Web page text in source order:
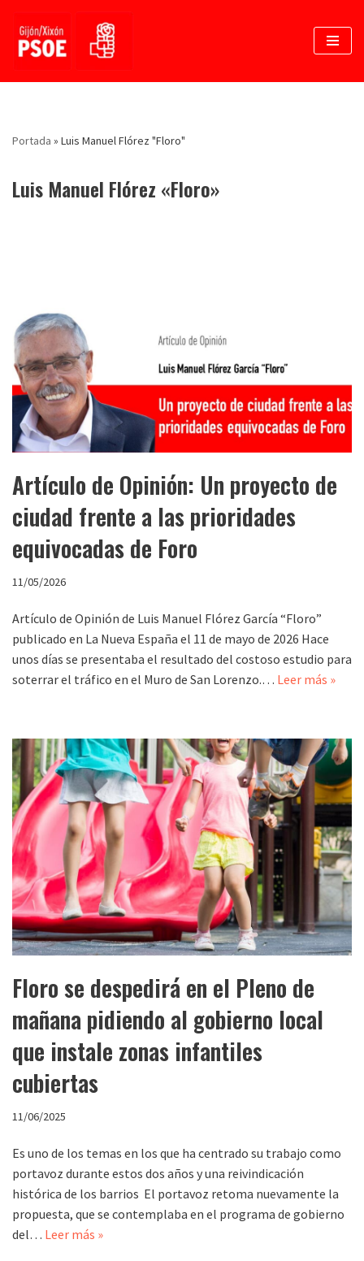
Saltar
contenido
Portada » Luis Manuel Flórez "Floro"
Luis Manuel Flórez «Floro»
Artículo de Opinión: Un proyecto de
ciudad frente a las prioridades
equivocadas de Foro
11/05/2026
Artículo de Opinión de Luis Manuel Flórez García “Floro”
publicado en La Nueva España el 11 de mayo de 2026 Hace
unos días se presentaba el resultado del costoso estudio para
soterrar el tráfico en el Muro de San Lorenzo.… Leer más »
Floro se despedirá en el Pleno de
mañana pidiendo al gobierno local
que instale zonas infantiles
cubiertas
11/06/2025
Es uno de los temas en los que ha centrado su trabajo como
portavoz durante estos dos años y una reivindicación
histórica de los barrios El portavoz retoma nuevamente la
propuesta, que se contemplaba en el programa de gobierno
del… Leer más »